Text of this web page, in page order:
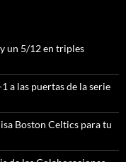
un 5/12 en triples
a las puertas de la serie
Boston Celtics para tu